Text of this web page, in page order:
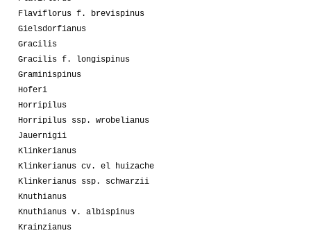
Flaviflorus f. brevispinus
Gielsdorfianus
Gracilis
Gracilis f. longispinus
Graminispinus
Hoferi
Horripilus
Horripilus ssp. wrobelianus
Jauernigii
Klinkerianus
Klinkerianus cv. el huizache
Klinkerianus ssp. schwarzii
Knuthianus
Knuthianus v. albispinus
Krainzianus